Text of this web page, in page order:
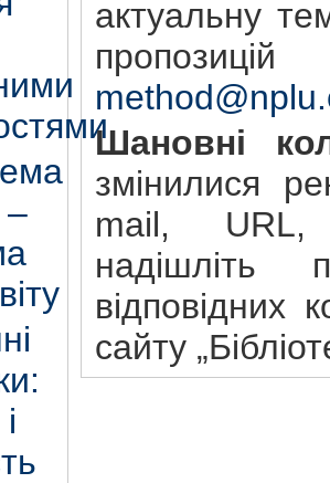
–
актуальну
Шановні
змінилися
mail,
надішліть
відповідних
сайту